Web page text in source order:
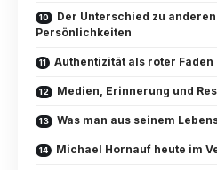
Der Unterschied zu
Persönlichkeiten
Authentizität als roter Faden
Medien, Erinnerung und
Was man aus seinem
Michael Hornauf heute im